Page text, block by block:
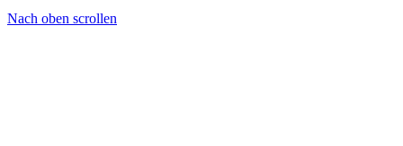
Nach oben scrollen